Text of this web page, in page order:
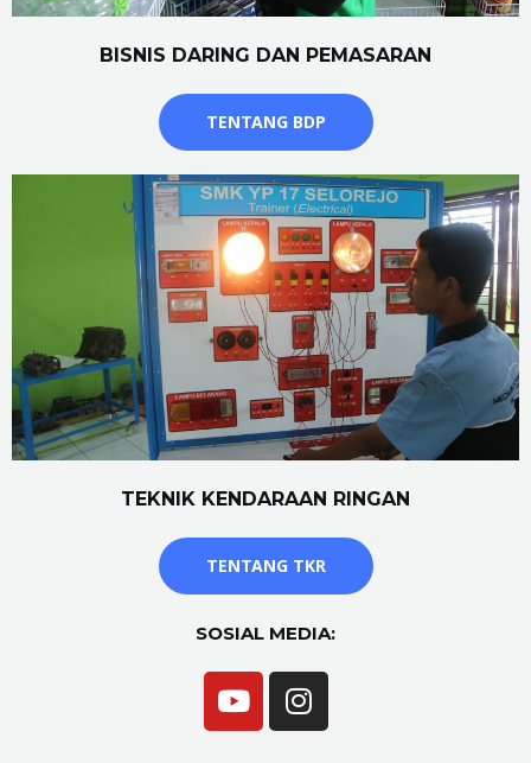
BISNIS DARING DAN PEMASARAN
TENTANG BDP
TEKNIK KENDARAAN RINGAN
TENTANG TKR
SOSIAL MEDIA: